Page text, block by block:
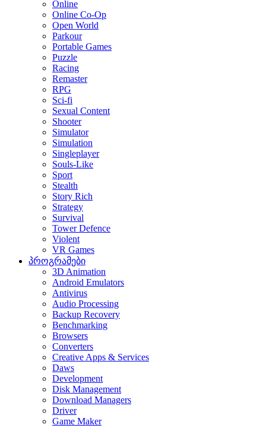
Online
Online Co-Op
Open World
Parkour
Portable Games
Puzzle
Racing
Remaster
RPG
Sci-fi
Sexual Content
Shooter
Simulator
Simulation
Singleplayer
Souls-Like
Sport
Stealth
Story Rich
Strategy
Survival
Tower Defence
Violent
VR Games
პროგრამები
3D Animation
Android Emulators
Antivirus
Audio Processing
Backup Recovery
Benchmarking
Browsers
Converters
Creative Apps & Services
Daws
Development
Disk Management
Download Managers
Driver
Game Maker